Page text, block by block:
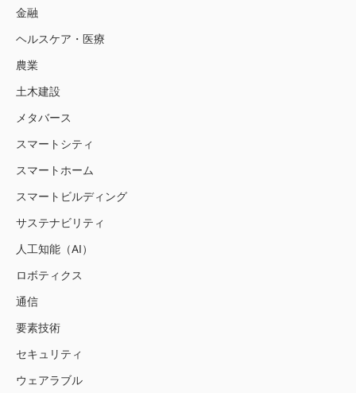
金融
ヘルスケア・医療
農業
土木建設
メタバース
スマートシティ
スマートホーム
スマートビルディング
サステナビリティ
人工知能（AI）
ロボティクス
通信
要素技術
セキュリティ
ウェアラブル